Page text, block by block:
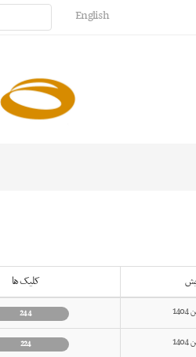
English
کلیک ها
244
224